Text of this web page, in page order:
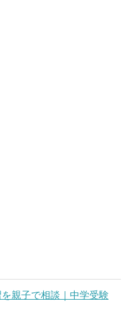
親子で相談｜中学受験